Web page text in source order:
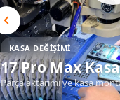
KASA DEĞIŞIMI
17 Pro Max
Parça aktarımı ve kasa